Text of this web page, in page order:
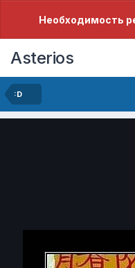
Необходимость
Asterios
:D